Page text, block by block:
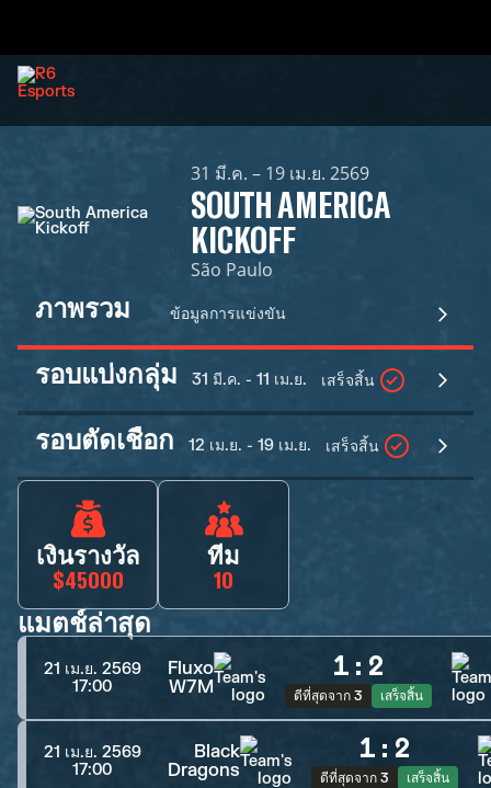
31 มี.ค. – 19 เม.ย. 2569
SOUTH AMERICA
KICKOFF
São Paulo
ภาพรวม ข้อมูลการแข่งขัน
รอบแบ่งกลุ่ม 31 มี.ค. - 11 เม.ย. เสร็จสิ้น
รอบตัดเชือก 12 เม.ย. - 19 เม.ย. เสร็จสิ้น
เงินรางวัล
$45000
ทีม
10
แมตช์ล่าสุด
21 เม.ย. 2569
17:00
Fluxo
W7M
1 : 2
ดีที่สุดจาก 3 เสร็จสิ้น
21 เม.ย. 2569
17:00
Black
Dragons
1 : 2
ดีที่สุดจาก 3 เสร็จสิ้น